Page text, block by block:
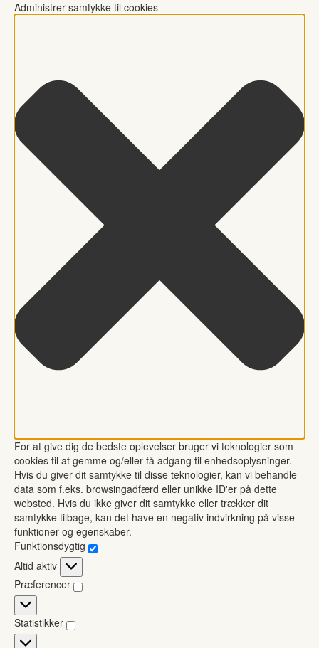
Administrer samtykke til cookies
For at give dig de bedste oplevelser bruger vi teknologier som
cookies til at gemme og/eller få adgang til enhedsoplysninger.
Hvis du giver dit samtykke til disse teknologier, kan vi behandle
data som f.eks. browsingadfærd eller unikke ID'er på dette
websted. Hvis du ikke giver dit samtykke eller trækker dit
samtykke tilbage, kan det have en negativ indvirkning på visse
funktioner og egenskaber.
Funktionsdygtig
Funktionsdygtig
Altid aktiv
Præferencer
Præferencer
Statistikker
Statistikker